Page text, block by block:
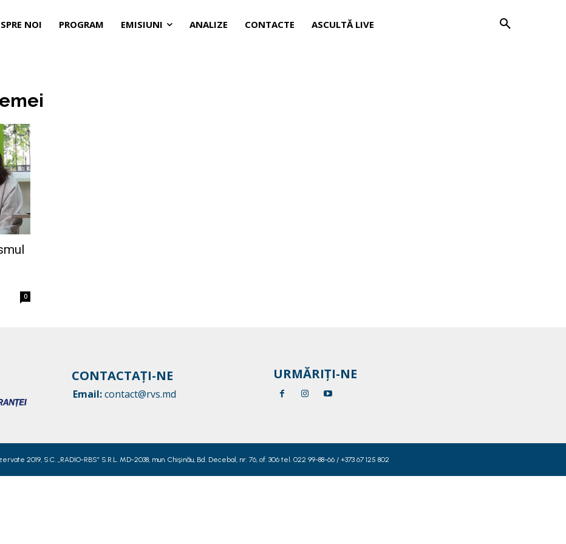
NOI PROGRAM EMISIUNI ANALIZE CONTACTE ASCULTĂ LIVE
0
CONTACTAȚI-NE
Email:contact@rvs.md
URMĂRIȚI-NE
2019, S.C. „RADIO-RBS” S.R.L. MD-2038, mun. Chişinău, Bd. Decebal, nr. 76, of. 306 tel. 022 99-88-66 / +373 67 125 802